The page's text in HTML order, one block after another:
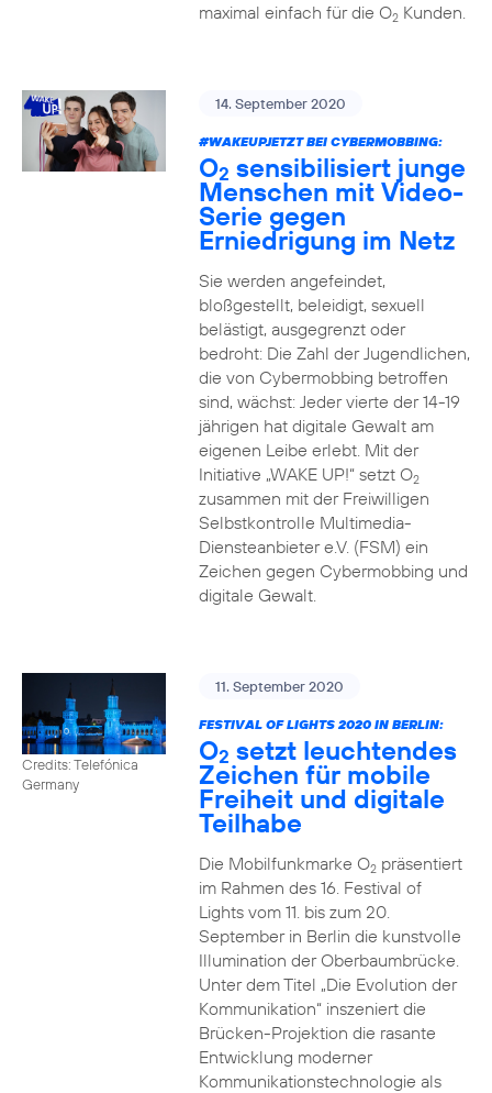
maximal einfach für die O2Kunden.
14. September 2020
#WAKEUPJETZT BEI CYBERMOBBING:
O2 sensibilisiert junge
Menschen mit Video-
Serie gegen
Erniedrigung im Netz
Sie werden angefeindet,
bloßgestellt, beleidigt, sexuell
belästigt, ausgegrenzt oder
bedroht: Die Zahl der Jugendlichen,
die von Cybermobbing betroffen
sind, wächst: Jeder vierte der 14-19
jährigen hat digitale Gewalt am
eigenen Leibe erlebt. Mit der
Initiative „WAKE UP!“ setzt O2
zusammen mit der Freiwilligen
Selbstkontrolle Multimedia-
Diensteanbieter e.V. (FSM) ein
Zeichen gegen Cybermobbing und
digitale Gewalt.
Credits: Telefónica
Germany
11. September 2020
FESTIVAL OF LIGHTS 2020 IN BERLIN:
O2 setzt leuchtendes
Zeichen für mobile
Freiheit und digitale
Teilhabe
Die Mobilfunkmarke O2präsentiert
im Rahmen des 16. Festival of
Lights vom 11. bis zum 20.
September in Berlin die kunstvolle
Illumination der Oberbaumbrücke.
Unter dem Titel „Die Evolution der
Kommunikation“ inszeniert die
Brücken-Projektion die rasante
Entwicklung moderner
Kommunikationstechnologie als